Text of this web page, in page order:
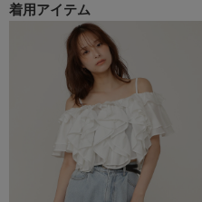
着用アイテム